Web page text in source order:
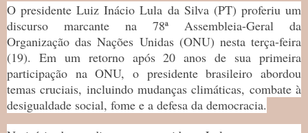
O presidente Luiz Inácio Lula da Silva (PT) proferiu um
discurso marcante na 78ª Assembleia-Geral da
Organização das Nações Unidas (ONU) nesta terça-feira
(19). Em um retorno após 20 anos de sua primeira
participação na ONU, o presidente brasileiro abordou
temas cruciais, incluindo mudanças climáticas, combate à
desigualdade social, fome e a defesa da democracia.